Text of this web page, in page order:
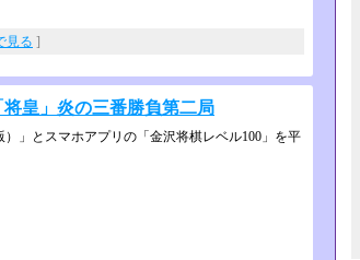
見る ]
皇」炎の三番勝負第二局
」とスマホアプリの「金­沢将棋レベル100」を平